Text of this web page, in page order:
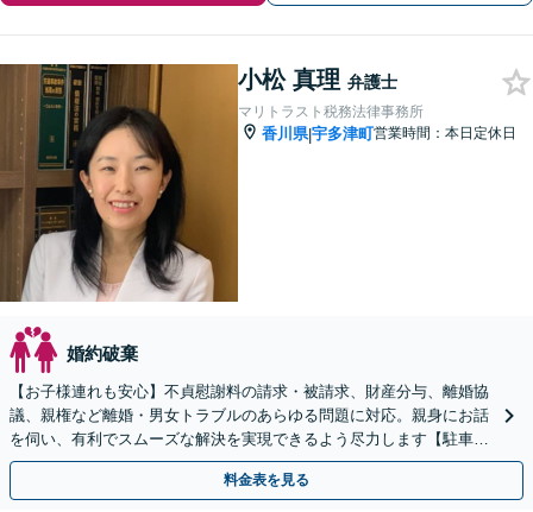
小松 真理 弁護士
マリトラスト税務法律事務所
香川県|宇多津町営業時間：本日定休日
婚約破棄
【お子様連れも安心】不貞慰謝料の請求・被請求、財産分与、離婚協
議、親権など離婚・男女トラブルのあらゆる問題に対応。親身にお話
を伺い、有利でスムーズな解決を実現できるよう尽力します【駐車場
あり】
料金表を見る